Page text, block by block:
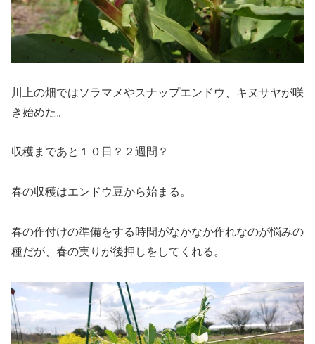
川上の畑ではソラマメやスナップエンドウ、キヌサヤが咲
き始めた。
収穫まであと１０日？２週間？
春の収穫はエンドウ豆から始まる。
春の作付けの準備をする時間がなかなか作れなのが悩みの
種だが、春の実りが後押しをしてくれる。